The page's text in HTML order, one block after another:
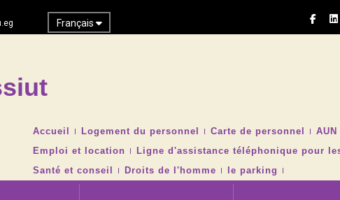
Français
TOP
NAVIGATION
MENU
Accueil Logement du personnel Carte de personnel
Emploi et location
Ligne d'assistance téléphonique pour
Santé et conseil
Droits de l'homme le parking